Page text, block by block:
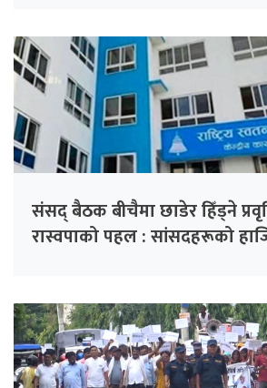
संसद् बैठक बीचैमा छाडेर हिँड्ने
रास्वपाको पहल : सांसदहरूको